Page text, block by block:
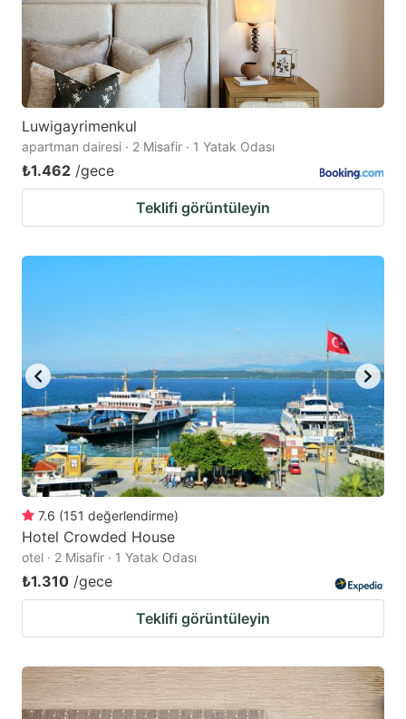
Luwigayrimenkul
apartman dairesi · 2 Misafir · 1 Yatak Odası
₺1.462 /gece
Teklifi görüntüleyin
7.6 (151 değerlendirme)
Hotel Crowded House
otel · 2 Misafir · 1 Yatak Odası
₺1.310 /gece
Teklifi görüntüleyin